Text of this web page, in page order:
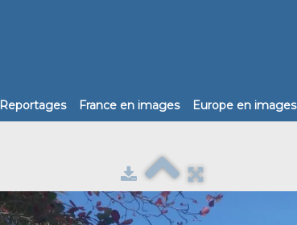
Reportages France en images Europe en images